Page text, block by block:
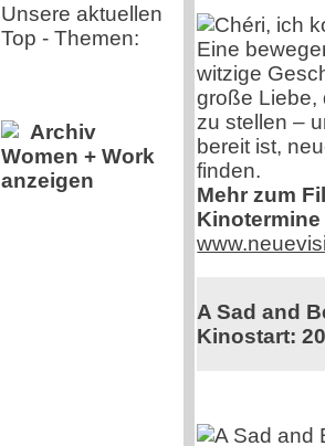
Unsere aktuellen
Top - Themen:
Archiv
Women + Work
anzeigen
Eine
witzige
große Liebe,
zu stellen –
bereit ist,
finden.
Mehr zum
A Sad and
Kinostart: